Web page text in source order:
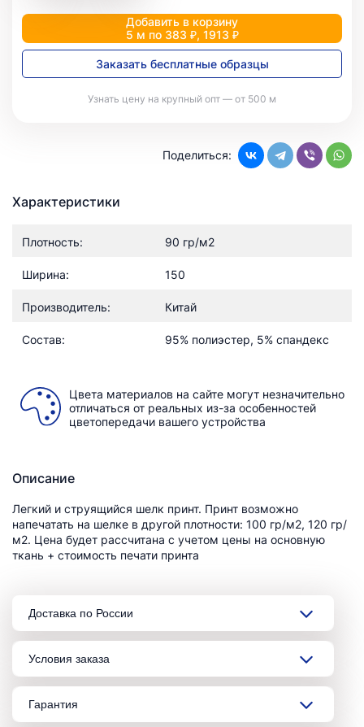
Добавить в корзину
5 м по 383 ₽, 1913 ₽
Заказать бесплатные образцы
Узнать цену на крупный опт — от 500 м
Поделиться:
Характеристики
Плотность: 90 гр/м2
Ширина: 150
Производитель: Китай
Состав: 95% полиэстер, 5% спандекс
Цвета материалов на сайте могут незначительно
отличаться от реальных из-за особенностей
цветопередачи вашего устройства
Описание
Легкий и струящийся шелк принт. Принт возможно
напечатать на шелке в другой плотности: 100 гр/м2, 120 гр/
м2. Цена будет рассчитана с учетом цены на основную
ткань + стоимость печати принта
Доставка по России
Условия заказа
Гарантия